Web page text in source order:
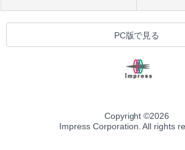
PC版で見る
Copyright ©2026
Impress Corporation. All rights